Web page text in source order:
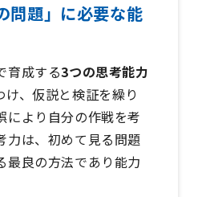
問題」に必要な能
育成する3つの思考能力
け、仮説と検証を繰り
により自分の作戦を考
力は、初めて見る問題
最良の方法であり能力